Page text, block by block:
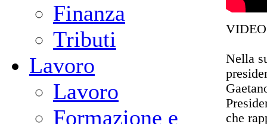
Finanza
Tributi
Lavoro
Lavoro
Formazione e
Nella
che